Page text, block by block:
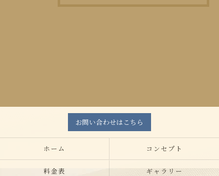
お問い合わせはこちら
ホーム コンセプト
料金表 ギャラリー